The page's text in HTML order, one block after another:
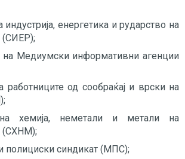
индустрија, енергетика и рударство на
(СИЕР);
на Медиумски информативни агенции
работниците од сообраќај и врски на
хемија, неметали и метали на
(СХНМ);
полициски синдикат (МПС);